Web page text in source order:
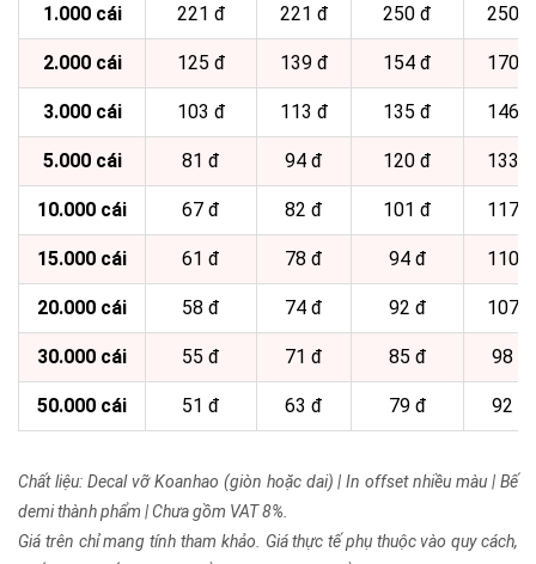
1.000 cái 221 đ 221 đ 250 đ 250 đ
2.000 cái 125 đ 139 đ 154 đ 170 đ
3.000 cái 103 đ 113 đ 135 đ 146 đ
5.000 cái 81 đ 94 đ 120 đ 133 đ
10.000 cái 67 đ 82 đ 101 đ 117 đ
15.000 cái 61 đ 78 đ 94 đ 110 đ
20.000 cái 58 đ 74 đ 92 đ 107 đ
30.000 cái 55 đ 71 đ 85 đ 98 đ
50.000 cái 51 đ 63 đ 79 đ 92 đ
Chất liệu: Decal vỡ Koanhao (giòn hoặc dai) | In offset nhiều màu | Bế
demi thành phẩm | Chưa gồm VAT 8%.
Giá trên chỉ mang tính tham khảo. Giá thực tế phụ thuộc vào quy cách,